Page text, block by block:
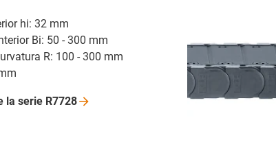
hi: 32 mm
Bi: 50 - 300 mm
R: 100 - 300 mm
la serie R7728